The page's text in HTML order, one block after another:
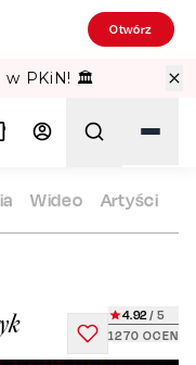
Otwórz
w PKiN! 🏛️
–
1270 OCEN
4.92/ 5
Wideo Artyści